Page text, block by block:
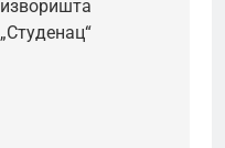
изворишта
„Студенац“